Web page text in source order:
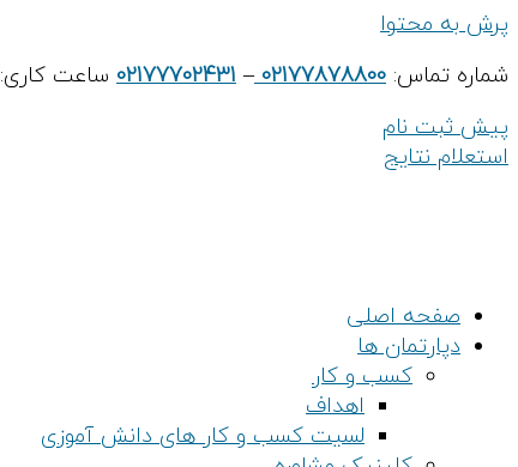
پرش به محتوا
شماره تماس: 02177878800
–
02177702431 ساعت کاری:
پیش ثبت نام
استعلام نتایج
صفحه اصلی
دپارتمان ها
کسب و کار
اهداف
لسیت کسب و کار های دانش آموزی